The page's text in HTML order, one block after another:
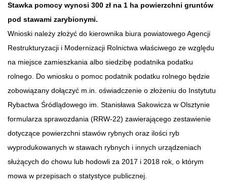
Stawka pomocy wynosi 300 zł na 1 ha powierzchni gruntów
pod stawami zarybionymi.
Wnioski należy złożyć do kierownika biura powiatowego Agencji
Restrukturyzacji i Modernizacji Rolnictwa właściwego ze względu
na miejsce zamieszkania albo siedzibę podatnika podatku
rolnego. Do wniosku o pomoc podatnik podatku rolnego będzie
zobowiązany dołączyć m.in. oświadczenie o złożeniu do Instytutu
Rybactwa Śródlądowego im. Stanisława Sakowicza w Olsztynie
formularza sprawozdania (RRW-22) zawierającego zestawienie
dotyczące powierzchni stawów rybnych oraz ilości ryb
wyprodukowanych w stawach rybnych i innych urządzeniach
służących do chowu lub hodowli za 2017 i 2018 rok, o którym
mowa w przepisach o statystyce publicznej.